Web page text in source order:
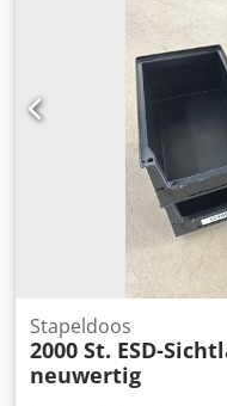
Bouwjaar: juli 1999
Laadvermogen: 1 kg
Functioneel Inhoud
YMC 25.000L
compartimenten: 1
(periodieke keuring):
goed Visuele staat:
op met Arne Honingh
Stapeldoos
2000 St. ESD-
neuwertig